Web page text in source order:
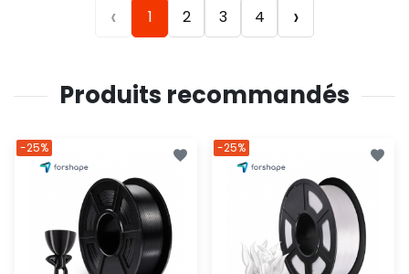
‹ 1 2 3 4 ›
Produits recommandés
-25% -25%